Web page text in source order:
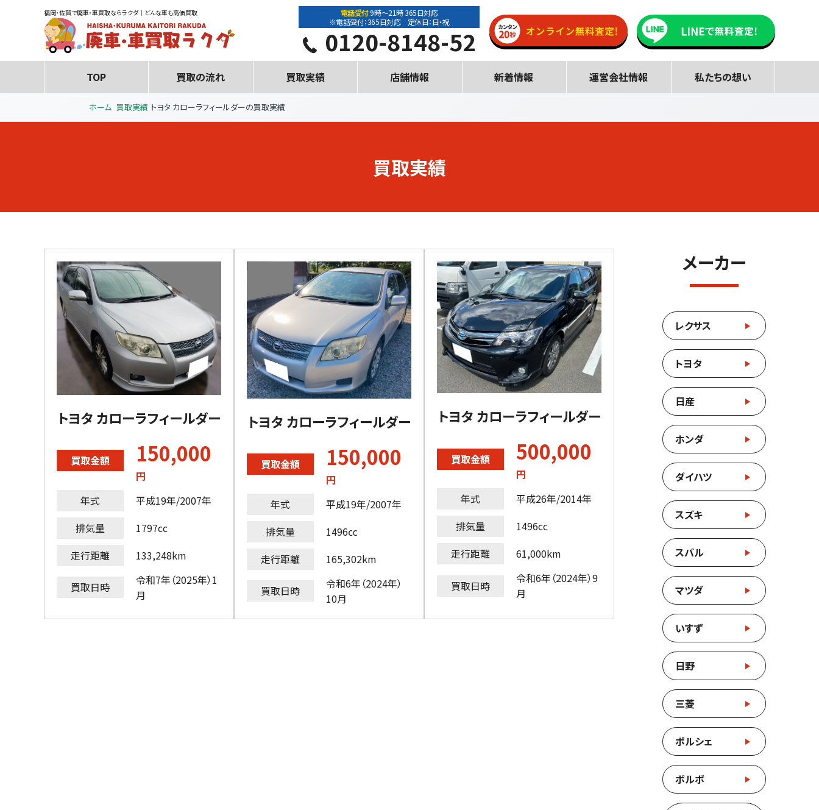
福岡・佐賀で廃車・車買取ならラクダ｜どんな車も高価買取 電話受付9時～21時 365日対応
※電話受付：365日対応 定休日：日・祝
0120-8148-52
TOP 買取の流れ 買取実績 店舗情報 新着情報 運営会社情報 私たちの想い
ホーム 買取実績 トヨタ カローラフィールダーの買取実績
買取実績
トヨタ カローラフィールダー
買取金額 150,000
円
年式
平成19年/2007年
排気量
1797cc
走行距離
133,248km
買取日時
令和7年（2025年）1
月
トヨタ カローラフィールダー
買取金額 150,000
円
年式
平成19年/2007年
排気量
1496㏄
走行距離
165,302km
買取日時
令和6年（2024年）
10月
トヨタ カローラフィールダー
買取金額 500,000
円
年式
平成26年/2014年
排気量
1496cc
走行距離
61,000km
買取日時
令和6年（2024年）9
月
メーカー
レクサス
トヨタ
日産
ホンダ
ダイハツ
スズキ
スバル
マツダ
いすず
日野
三菱
ポルシェ
ボルボ